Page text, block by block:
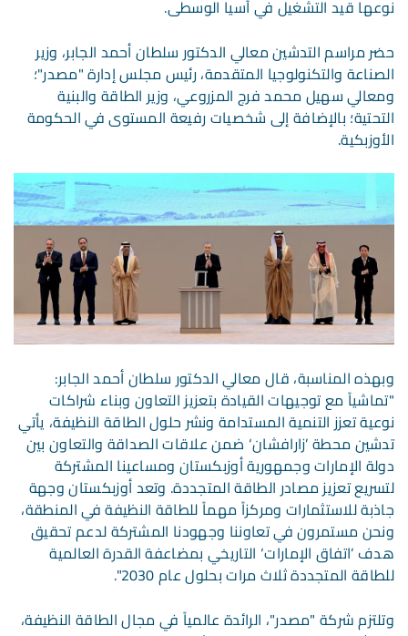
نوعها قيد التشغيل في آسيا الوسطى.
حضر مراسم التدشين معالي الدكتور سلطان أحمد الجابر، وزير
الصناعة والتكنولوجيا المتقدمة، رئيس مجلس إدارة "مصدر"؛
ومعالي سهيل محمد فرج المزروعي، وزير الطاقة والبنية
التحتية؛ بالإضافة إلى شخصيات رفيعة المستوى في الحكومة
الأوزبكية.
وبهذه المناسبة، قال معالي الدكتور سلطان أحمد الجابر:
"تماشياً مع توجيهات القيادة بتعزيز التعاون وبناء شراكات
نوعية تعزز التنمية المستدامة ونشر حلول الطاقة النظيفة، يأتي
تدشين محطة ’زارافشان‘ ضمن علاقات الصداقة والتعاون بين
دولة الإمارات وجمهورية أوزبكستان ومساعينا المشتركة
لتسريع تعزيز مصادر الطاقة المتجددة. وتعد أوزبكستان وجهة
جاذبة للاستثمارات ومركزاً مهماً للطاقة النظيفة في المنطقة،
ونحن مستمرون في تعاوننا وجهودنا المشتركة لدعم تحقيق
هدف ’اتفاق الإمارات‘ التاريخي بمضاعفة القدرة العالمية
للطاقة المتجددة ثلاث مرات بحلول عام 2030".
وتلتزم شركة "مصدر"، الرائدة عالمياً في مجال الطاقة النظيفة،